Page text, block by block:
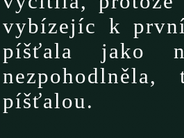
vybízejíc k
píšťala jako
píšťalou.